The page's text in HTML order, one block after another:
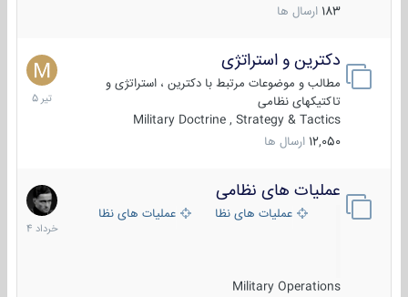
183 ارسال ها
دکترین و استراتژی
مطالب و موضوعات مرتبط با دکترین ، استراتژی و
تاکتیکهای نظامی
Military Doctrine , Strategy & Tactics
12,050 ارسال ها
27
تیر
1405
عملیات های نظامی
عملیات های نظامی ایرانعملیات های نظامی خارجی
Military Operations
5
خرداد
1404